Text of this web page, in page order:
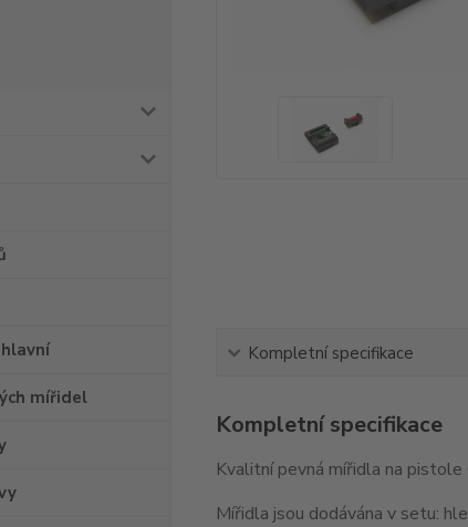
mířidel
Kompletní specifikace
Kompletní specifikace
Kvalitní pevná mířidla na pistole
Mířidla jsou dodávána v setu: